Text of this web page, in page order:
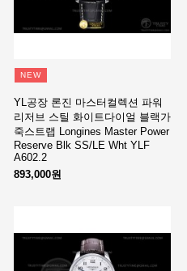
NEW
YL공장 론진 마스터컬렉션 파워
리저브 스틸 화이트다이얼 블랙가
죽스트랩 Longines Master Power
Reserve Blk SS/LE Wht YLF
A602.2
893,000원